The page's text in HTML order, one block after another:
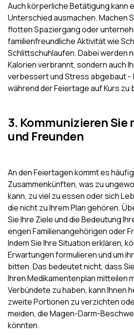
Auch körperliche Betätigung kann
Unterschied ausmachen. Machen
flotten Spaziergang oder
familienfreundliche Aktivität wie
Schlittschuhlaufen. Dabei werden
Kalorien verbrannt, sondern auch
verbessert und Stress abgebaut -
während der Feiertage auf Kurs zu
3. Kommunizieren Sie
und Freunden
An den Feiertagen kommt es
Zusammenkünften, was zu
kann, zu viel zu essen oder sich
die nicht zu Ihrem Plan gehören.
Sie Ihre Ziele und die Bedeutung
engen Familienangehörigen oder
Indem Sie Ihre Situation erklären,
Erwartungen formulieren und um
bitten. Das bedeutet nicht, dass
Ihren Medikamentenplan mitteilen
Verbündete zu haben, kann Ihnen
zweite Portionen zu verzichten
meiden, die Magen-Darm-
könnten.